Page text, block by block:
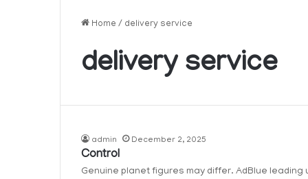
Home / delivery service
delivery service
admin December 2, 2025
Control
Genuine planet figures may differ. AdBlue